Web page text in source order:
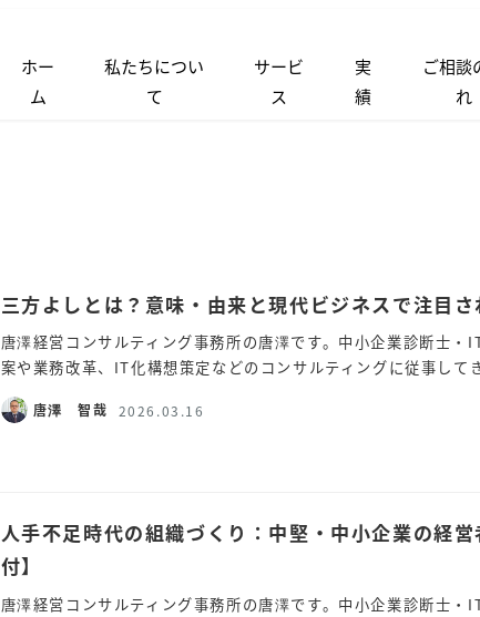
ホー
ム
私たちについ
て
サービ
ス
実
績
ご相談
れ
三方よしとは？意味・由来と現代ビジネスで注目さ
唐澤経営コンサルティング事務所の唐澤です。中小企業診断士
案や業務改革、IT化構想策定などのコンサルティングに従事し
唐澤 智哉 2026.03.16
人手不足時代の組織づくり：中堅・中小企業の経
付】
唐澤経営コンサルティング事務所の唐澤です。中小企業診断士